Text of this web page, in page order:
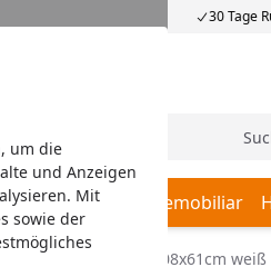
um die
und Anzeigen
Mit
sowie der
30 Tage
Suche
Hundemobiliar
Holz 65-108x61cm weiß